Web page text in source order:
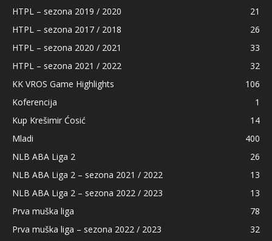
HTPL – sezona 2019 / 2020
21
HTPL – sezona 2017 / 2018
26
HTPL – sezona 2020 / 2021
33
HTPL – sezona 2021 / 2022
32
KK VROS Game Highlights
106
Koferencija
1
Kup Krešimir Ćosić
14
Mladi
400
NLB ABA Liga 2
26
NLB ABA Liga 2 – sezona 2021 / 2022
13
NLB ABA Liga 2 – sezona 2022 / 2023
13
Prva muška liga
78
Prva muška liga – sezona 2022 / 2023
32